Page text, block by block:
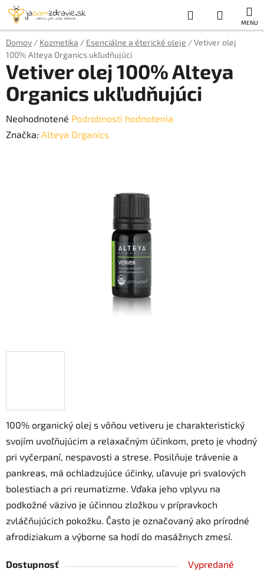
Prejsť
obsah
Hľadať
KOŠÍK
Domov / Kozmetika / Esenciálne a éterické oleje /Vetiver olej
100% Alteya Organics ukľudňujúci
100% organický olej s vôňou vetiveru je charakteristický
svojím uvoľňujúcim a relaxačným účinkom, preto je vhodný
pri vyčerpaní, nespavosti a strese. Posilňuje trávenie a
pankreas, má ochladzujúce účinky, uľavuje pri svalových
bolestiach a pri reumatizme. Vďaka jeho vplyvu na
podkožné väzivo je účinnou zložkou v prípravkoch
zvláčňujúcich pokožku. Často je označovaný ako prírodné
afrodiziakum a výborne sa hodí do masážnych zmesí.
Dostupnosť
Vypredané
Vetiver olej 100% Alteya
Organics ukľudňujúci
Priemerné
hodnotenie
Neohodnotené Podrobnosti hodnotenia
Značka: Alteya Organics